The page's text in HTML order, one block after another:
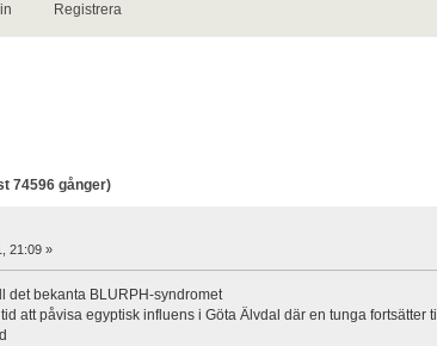
Registrera
74596 gånger)
21:09 »
det bekanta BLURPH-syndromet
att påvisa egyptisk influens i Göta Älvdal där en tunga